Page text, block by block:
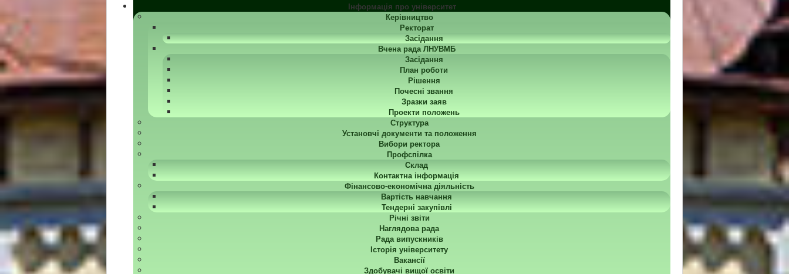
Інформація про університет
Керівництво
Ректорат
Засідання
Вчена рада ЛНУВМБ
Засідання
План роботи
Рішення
Почесні звання
Зразки заяв
Проекти положень
Структура
Установчі документи та положення
Вибори ректора
Профспілка
Склад
Контактна інформація
Фінансово-економічна діяльність
Вартість навчання
Тендерні закупівлі
Річні звіти
Наглядова рада
Рада випускників
Історія університету
Вакансії
Здобувачі вищої освіти